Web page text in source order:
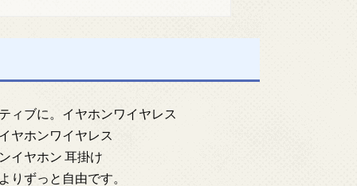
ィブに。イヤホンワイヤレス
ヤホンワイヤレス
イヤホン 耳掛け
りずっと自由です。